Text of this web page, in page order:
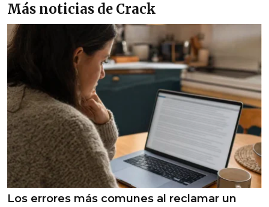
Más noticias de Crack
Los errores más comunes al reclamar un